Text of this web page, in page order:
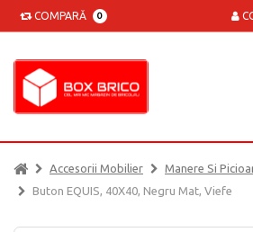
COMPARĂ 0
Accesorii Mobilier Manere Si
Buton EQUIS, 40X40, Negru Mat, Viefe